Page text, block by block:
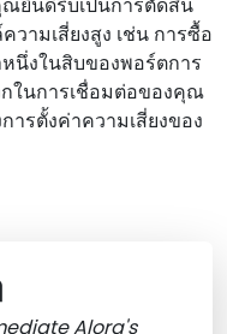
ณยินดีริบเป็นการตัดสิน
ามเสี่ยงสูง เช่น การซื้อ
นึ่งในสิบของพอร์ตการ
ในการเชื่อมต่อของคุณ
ารตั้งค่าความเสี่ยงของ
Alora's